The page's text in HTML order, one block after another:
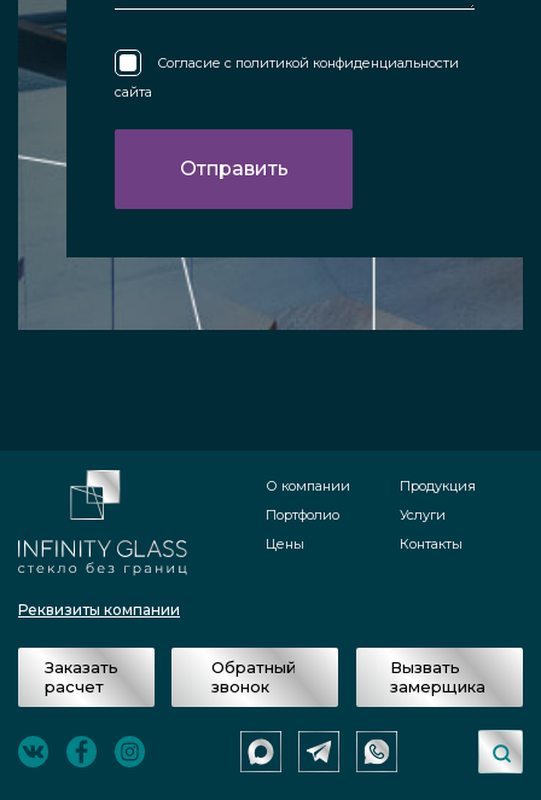
Согласие с политикой конфиденциальности
сайта
Реквизиты компании
О компании
Портфолио
Цены
Продукция
Услуги
Контакты
Заказать
расчет
Обратный
звонок
Вызвать
замерщика